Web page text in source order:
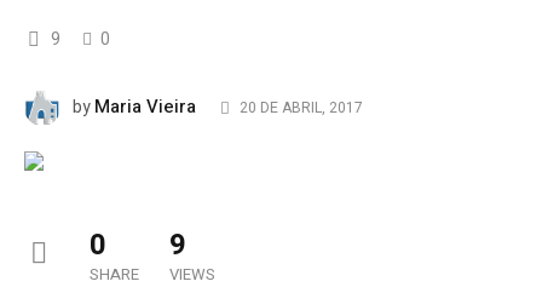
9 0
byMaria Vieira 20 DE ABRIL, 2017
0
SHARE
9
VIEWS